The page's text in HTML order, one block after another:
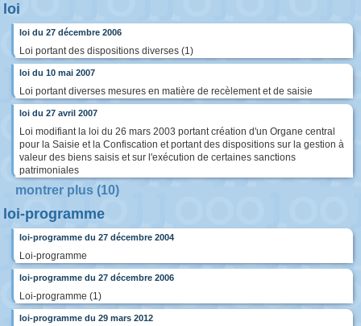
loi
loi du 27 décembre 2006
Loi portant des dispositions diverses (1)
loi du 10 mai 2007
Loi portant diverses mesures en matière de recèlement et de saisie
loi du 27 avril 2007
Loi modifiant la loi du 26 mars 2003 portant création d'un Organe central
pour la Saisie et la Confiscation et portant des dispositions sur la gestion à
valeur des biens saisis et sur l'exécution de certaines sanctions
patrimoniales
montrer plus (10)
loi-programme
loi-programme du 27 décembre 2004
Loi-programme
loi-programme du 27 décembre 2006
Loi-programme (1)
loi-programme du 29 mars 2012